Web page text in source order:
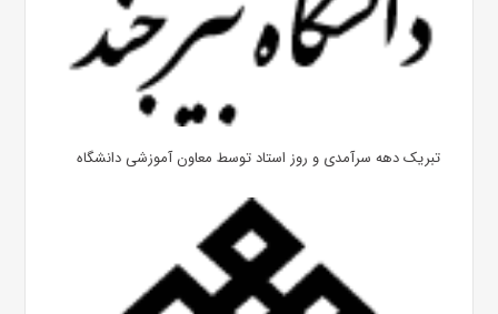
تبریک دهه سرآمدی و روز استاد توسط معاون آموزشی دانشگاه